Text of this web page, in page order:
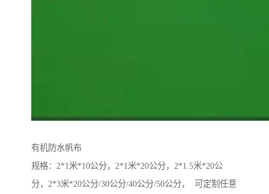
有机防水帆布
规格：2*1米*10公分，2*1米*20公分，2*1.5米*20公
分，2*3米*20公分/30公分/40公分/50公分， 可定制任意